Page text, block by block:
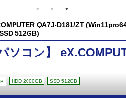
QA7J-D181/ZT
512GB)
ソコン】
HDD 2000GB SSD 512GB